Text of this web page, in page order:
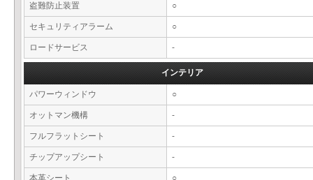
盗難防止装置 ○
セキュリティアラーム ○
ロードサービス -
インテリア
パワーウィンドウ ○
オットマン機構 -
フルフラットシート -
チップアップシート -
本革シート ○